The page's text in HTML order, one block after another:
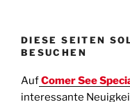
DIESE SEITEN
BESUCHEN
AufComer See
interessante